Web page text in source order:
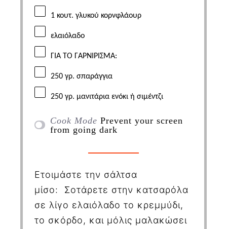
1 κουτ. γλυκού κορνφλάουρ
ελαιόλαδο
ΓΙΑ ΤΟ ΓΑΡΝΙΡΙΣΜΑ:
250 γρ. σπαράγγια
250γρ. μανιτάρια ενόκι ή σιμέντζι
Cook Mode Prevent your screen
from going dark
Ετοιμάστε την σάλτσα
μίσο: Σοτάρετε στην κατσαρόλα
σε λίγο ελαιόλαδο το κρεμμύδι,
το σκόρδο, και μόλις μαλακώσει